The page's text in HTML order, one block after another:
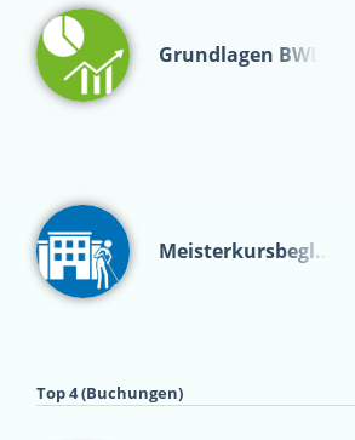
Grundlagen BWL
Meisterkursbegl…
Top 4 (Buchungen)